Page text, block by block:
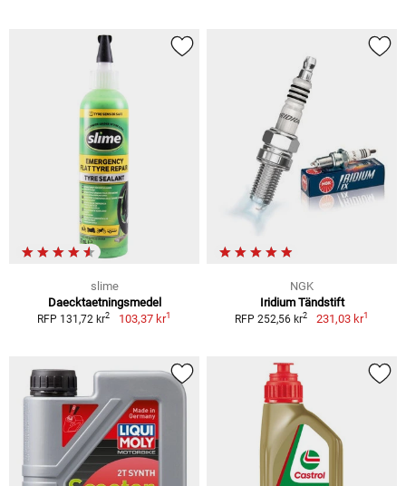
slime
Daecktaetningsmedel
RFP 131,72 kr2 103,37 kr1
NGK
Iridium Tändstift
RFP 252,56 kr2 231,03 kr1